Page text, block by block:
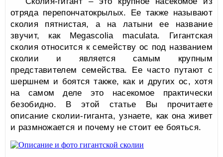
отряда перепончатокрылых. Ее также называют
сколия пятнистая, а на латыни ее название
звучит, как Megascolia maculata. Гигантская
сколия относится к семейству ос под названием
сколии и является самым крупным
представителем семейства. Ее часто путают с
шершнем и боятся также, как и других ос, хотя
на самом деле это насекомое практически
безобидно. В этой статье Вы прочитаете
описание сколии-гиганта, узнаете, как она живет
и размножается и почему не стоит ее бояться.